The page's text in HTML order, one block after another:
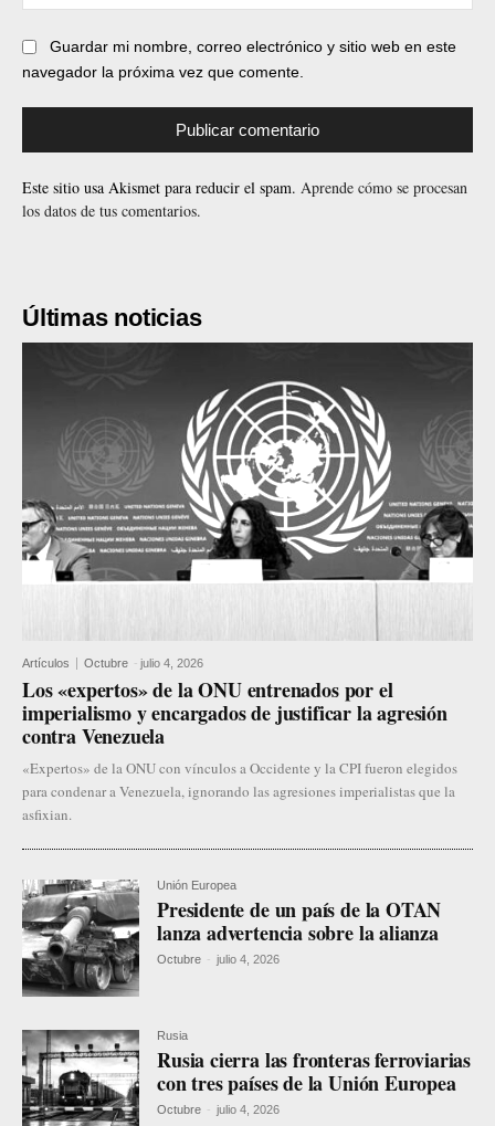
Guardar mi nombre, correo electrónico y sitio web en este
navegador la próxima vez que comente.
Este sitio usa Akismet para reducir el spam. Aprende cómo se procesan
los datos de tus comentarios.
Últimas noticias
Artículos Octubre - julio 4, 2026
Los «expertos» de la ONU entrenados por el
imperialismo y encargados de justificar la agresión
contra Venezuela
«Expertos» de la ONU con vínculos a Occidente y la CPI fueron elegidos
para condenar a Venezuela, ignorando las agresiones imperialistas que la
asfixian.
Unión Europea
Presidente de un país de la OTAN
lanza advertencia sobre la alianza
Octubre - julio 4, 2026
Rusia
Rusia cierra las fronteras ferroviarias
con tres países de la Unión Europea
Octubre - julio 4, 2026